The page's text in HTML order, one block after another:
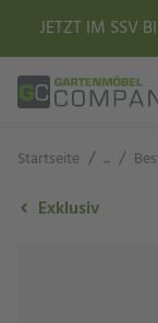
JETZT IM SSV
Startseite / ... /
Exklusiv